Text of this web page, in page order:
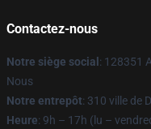
Contactez-nous
Notre siège social : 128351
Nous
Notre entrepôt: 310 ville de
Heure: 9h – 17h (lu –